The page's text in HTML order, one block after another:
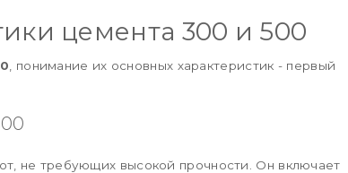
цемента 300 и 500
, понимание их основных характеристик - первый
не требующих высокой прочности. Он включает